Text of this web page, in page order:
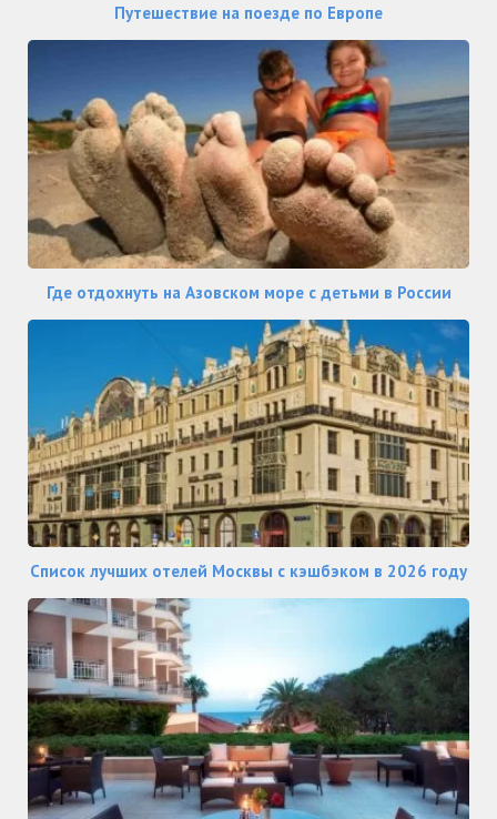
Путешествие на поезде по Европе
Где отдохнуть на Азовском море с детьми в России
Список лучших отелей Москвы с кэшбэком в 2026 году